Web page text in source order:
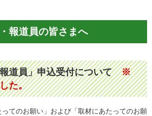
報道員の皆さまへ
道員」申込受付について※
た。
てのお願い」および「取材にあたってのお願